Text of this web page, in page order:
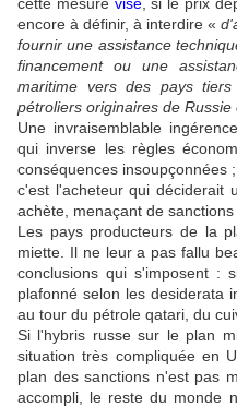
encore à définir, à interdire «
fournir une assistance
financement ou une
maritime vers des pays
pétroliers originaires de
Une invraisemblable
qui inverse les règles
conséquences insoupçonnées
c'est l'acheteur qui déciderait
achète, menaçant de
Les pays producteurs de la
miette. Il ne leur a pas fallu
conclusions qui s'imposent :
plafonné selon les desiderata
au tour du pétrole qatari, du
Si l'hybris russe sur le plan
situation très compliquée en
plan des sanctions n'est pas
accompli, le reste du monde